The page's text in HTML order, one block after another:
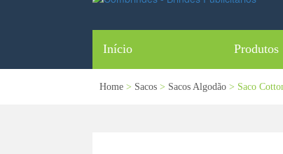
Início Produtos
Home > Sacos > Sacos Algodão > Saco